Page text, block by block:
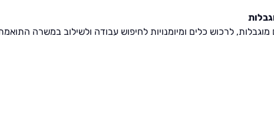
לרכוש כלים ומיומנויות לחיפוש עבודה ולשילוב במשרה